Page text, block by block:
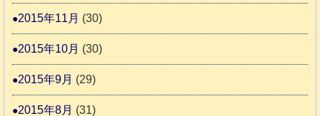
2015年11月 (30)
2015年10月 (30)
2015年9月 (29)
2015年8月 (31)